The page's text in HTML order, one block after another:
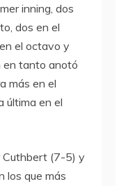
inning, dos
dos en el
el octavo y
en tanto anotó
más en el
última en el
Cuthbert (7-5) y
los que más